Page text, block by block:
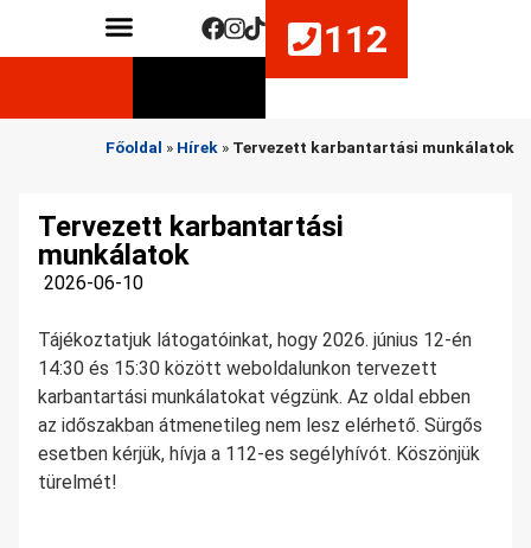
112
Főoldal » Hírek » Tervezett karbantartási munkálatok
Tervezett karbantartási
munkálatok
2026-06-10
Tájékoztatjuk látogatóinkat, hogy 2026. június 12-én
14:30 és 15:30 között weboldalunkon tervezett
karbantartási munkálatokat végzünk. Az oldal ebben
az időszakban átmenetileg nem lesz elérhető. Sürgős
esetben kérjük, hívja a 112-es segélyhívót. Köszönjük
türelmét!